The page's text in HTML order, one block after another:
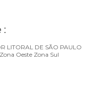
:
LITORAL DE SÃO PAULO
Zona Oeste Zona Sul